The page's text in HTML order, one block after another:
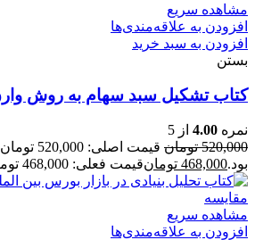
مشاهده سریع
افزودن به علاقه‌مندی‌ها
افزودن به سبد خرید
بستن
کتاب تشکیل سبد سهام به روش
نمره 4.00 از 5
520,000 تومان
قیمت اصلی: 520,000 تومان
بود.468,000 تومانقیمت فعلی: 468,000 تومان.
مقایسه
مشاهده سریع
افزودن به علاقه‌مندی‌ها